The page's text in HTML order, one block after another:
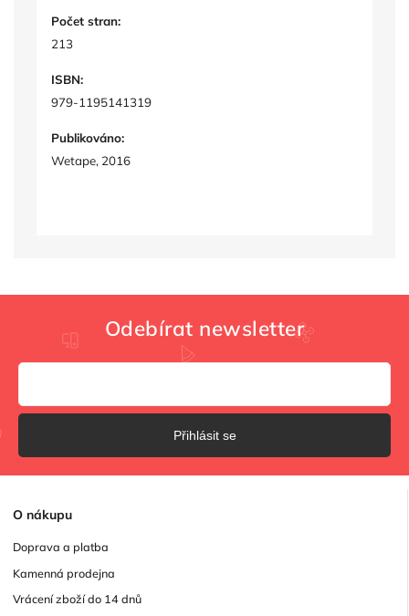
Počet stran:
213
ISBN:
979-1195141319
Publikováno:
Wetape, 2016
O nákupu
Doprava a platba
Kamenná prodejna
Vrácení zboží do 14 dnů
Odebírat newsletter
Přihlásit se